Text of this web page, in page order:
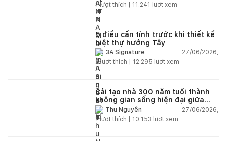
1lượt thích | 11.241 lượt xem
5 điều cần tính trước khi thiết kế
biệt thự hướng Tây
3A Signature
27/06/2026,
2lượt thích | 12.295 lượt xem
Cải tạo nhà 300 năm tuổi thành
không gian sống hiện đại giữa
thiên nhiên
Thu Nguyễn
27/06/2026,
1lượt thích | 10.153 lượt xem